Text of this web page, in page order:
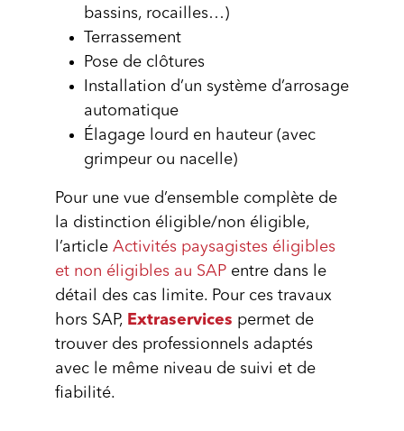
bassins, rocailles…)
Terrassement
Pose de clôtures
Installation d’un système d’arrosage
automatique
Élagage lourd en hauteur (avec
grimpeur ou nacelle)
Pour une vue d’ensemble complète de
la distinction éligible/non éligible,
l’article Activités paysagistes éligibles
et non éligibles au SAP entre dans le
détail des cas limite. Pour ces travaux
hors SAP, Extraservices permet de
trouver des professionnels adaptés
avec le même niveau de suivi et de
fiabilité.